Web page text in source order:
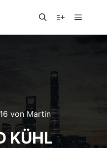
vonMartin
KÜHL